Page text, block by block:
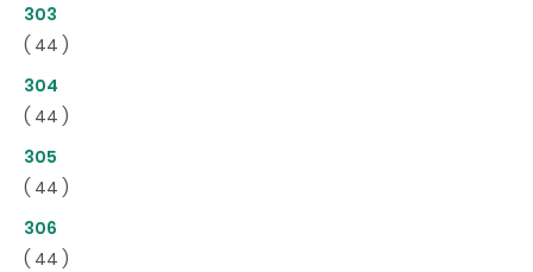
303
( 44 )
304
( 44 )
305
( 44 )
306
( 44 )